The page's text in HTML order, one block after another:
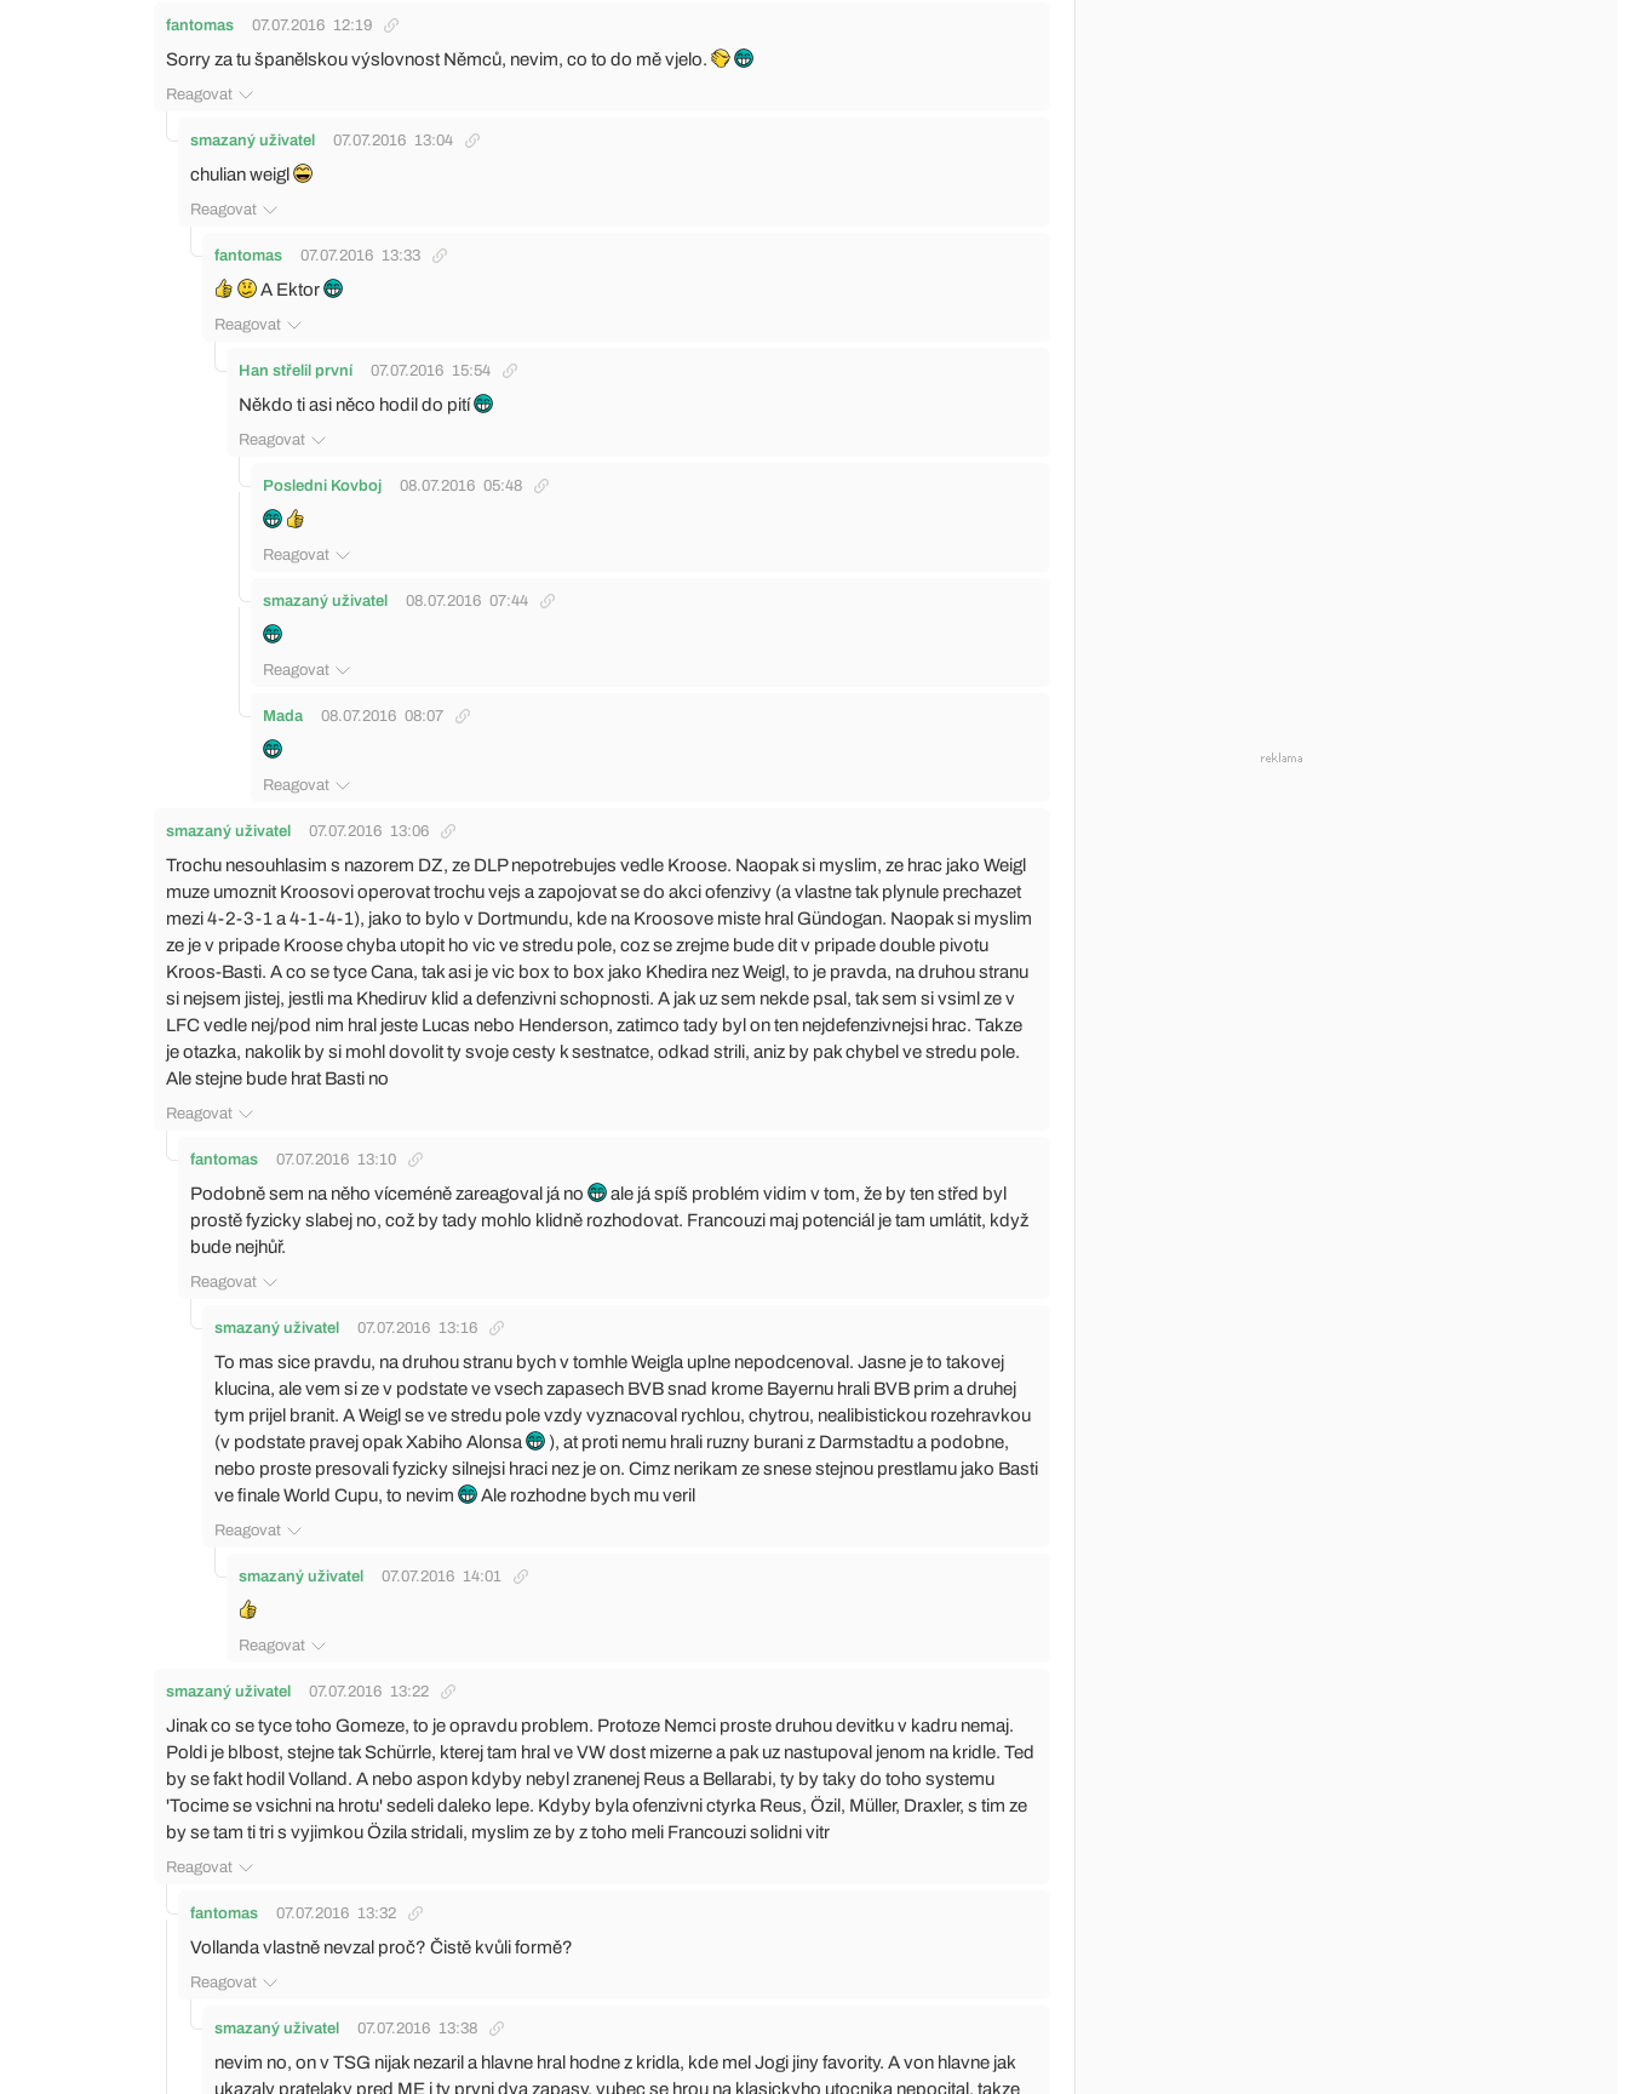
fantomas 07.07.2016 12:19
Sorry za tu španělskou výslovnost Němců, nevim, co to do mě vjelo.
Reagovat
smazaný uživatel 07.07.2016 13:04
chulian weigl
Reagovat
fantomas 07.07.2016 13:33
A Ektor
Reagovat
Han střelil první 07.07.2016 15:54
Někdo ti asi něco hodil do pití
Reagovat
Posledni Kovboj 08.07.2016 05:48
Reagovat
smazaný uživatel 08.07.2016 07:44
Reagovat
Mada 08.07.2016 08:07
Reagovat
smazaný uživatel 07.07.2016 13:06
Trochu nesouhlasim s nazorem DZ, ze DLP nepotrebujes vedle Kroose. Naopak si myslim, ze hrac jako Weigl
muze umoznit Kroosovi operovat trochu vejs a zapojovat se do akci ofenzivy (a vlastne tak plynule prechazet
mezi 4-2-3-1 a 4-1-4-1), jako to bylo v Dortmundu, kde na Kroosove miste hral Gündogan. Naopak si myslim
ze je v pripade Kroose chyba utopit ho vic ve stredu pole, coz se zrejme bude dit v pripade double pivotu
Kroos-Basti. A co se tyce Cana, tak asi je vic box to box jako Khedira nez Weigl, to je pravda, na druhou stranu
si nejsem jistej, jestli ma Khediruv klid a defenzivni schopnosti. A jak uz sem nekde psal, tak sem si vsiml ze v
LFC vedle nej/pod nim hral jeste Lucas nebo Henderson, zatimco tady byl on ten nejdefenzivnejsi hrac. Takze
je otazka, nakolik by si mohl dovolit ty svoje cesty k sestnatce, odkad strili, aniz by pak chybel ve stredu pole.
Ale stejne bude hrat Basti no
Reagovat
fantomas 07.07.2016 13:10
Podobně sem na něho víceméně zareagoval já no
ale já spíš problém vidim v tom, že by ten střed byl
prostě fyzicky slabej no, což by tady mohlo klidně rozhodovat. Francouzi maj potenciál je tam umlátit, když
bude nejhůř.
Reagovat
smazaný uživatel 07.07.2016 13:16
To mas sice pravdu, na druhou stranu bych v tomhle Weigla uplne nepodcenoval. Jasne je to takovej
klucina, ale vem si ze v podstate ve vsech zapasech BVB snad krome Bayernu hrali BVB prim a druhej
tym prijel branit. A Weigl se ve stredu pole vzdy vyznacoval rychlou, chytrou, nealibistickou rozehravkou
(v podstate pravej opak Xabiho Alonsa
), at proti nemu hrali ruzny burani z Darmstadtu a podobne,
nebo proste presovali fyzicky silnejsi hraci nez je on. Cimz nerikam ze snese stejnou prestlamu jako Basti
ve finale World Cupu, to nevim
Ale rozhodne bych mu veril
Reagovat
smazaný uživatel 07.07.2016 14:01
Reagovat
smazaný uživatel 07.07.2016 13:22
Jinak co se tyce toho Gomeze, to je opravdu problem. Protoze Nemci proste druhou devitku v kadru nemaj.
Poldi je blbost, stejne tak Schürrle, kterej tam hral ve VW dost mizerne a pak uz nastupoval jenom na kridle. Ted
by se fakt hodil Volland. A nebo aspon kdyby nebyl zranenej Reus a Bellarabi, ty by taky do toho systemu
'Tocime se vsichni na hrotu' sedeli daleko lepe. Kdyby byla ofenzivni ctyrka Reus, Özil, Müller, Draxler, s tim ze
by se tam ti tri s vyjimkou Özila stridali, myslim ze by z toho meli Francouzi solidni vitr
Reagovat
fantomas 07.07.2016 13:32
Vollanda vlastně nevzal proč? Čistě kvůli formě?
Reagovat
smazaný uživatel 07.07.2016 13:38
nevim no, on v TSG nijak nezaril a hlavne hral hodne z kridla, kde mel Jogi jiny favority. A von hlavne jak
ukazaly pratelaky pred ME i ty prvni dva zapasy, vubec se hrou na klasickyho utocnika nepocital, takze